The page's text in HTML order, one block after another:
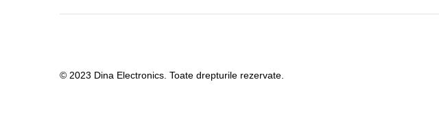
© 2023 Dina Electronics. Toate drepturile rezervate.